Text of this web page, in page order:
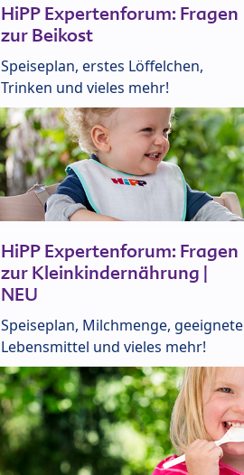
HiPP Expertenforum: Fragen
zur Beikost
Speiseplan, erstes Löffelchen,
Trinken und vieles mehr!
HiPP Expertenforum: Fragen
zur Kleinkindernährung |
NEU
Speiseplan, Milchmenge, geeignete
Lebensmittel und vieles mehr!